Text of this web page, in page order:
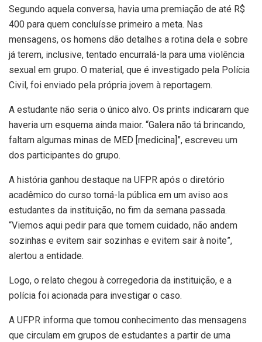
Segundo aquela conversa, havia uma premiação de até R$
400 para quem concluísse primeiro a meta. Nas
mensagens, os homens dão detalhes a rotina dela e sobre
já terem, inclusive, tentado encurralá-la para uma violência
sexual em grupo. O material, que é investigado pela Polícia
Civil, foi enviado pela própria jovem à reportagem.
A estudante não seria o único alvo. Os prints indicaram que
haveria um esquema ainda maior. “Galera não tá brincando,
faltam algumas minas de MED [medicina]”, escreveu um
dos participantes do grupo.
A história ganhou destaque na UFPR após o diretório
acadêmico do curso torná-la pública em um aviso aos
estudantes da instituição, no fim da semana passada.
“Viemos aqui pedir para que tomem cuidado, não andem
sozinhas e evitem sair sozinhas e evitem sair à noite”,
alertou a entidade.
Logo, o relato chegou à corregedoria da instituição, e a
polícia foi acionada para investigar o caso.
A UFPR informa que tomou conhecimento das mensagens
que circulam em grupos de estudantes a partir de uma